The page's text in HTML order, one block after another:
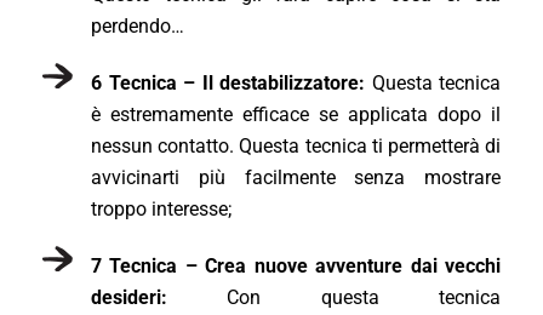
perdendo…
6 Tecnica – Il destabilizzatore: Questa tecnica
è estremamente efficace se applicata dopo il
nessun contatto. Questa tecnica ti permetterà di
avvicinarti più facilmente senza mostrare
troppo interesse;
7 Tecnica – Crea nuove avventure dai vecchi
desideri: Con questa tecnica